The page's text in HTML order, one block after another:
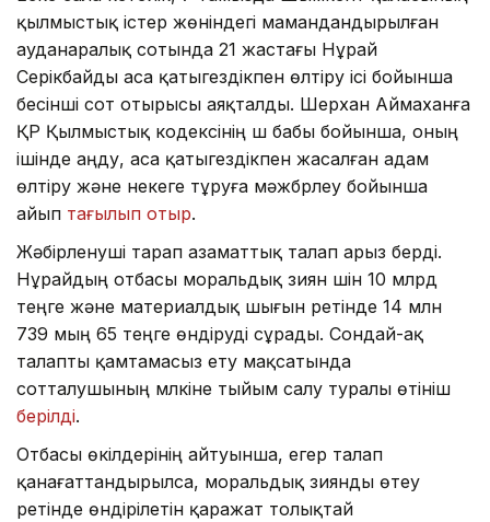
қылмыстық істер жөніндегі мамандандырылған
ауданаралық сотында 21 жастағы Нұрай
Серікбайды аса қатыгездікпен өлтіру ісі бойынша
бесінші сот отырысы аяқталды. Шерхан Аймаханға
ҚР Қылмыстық кодексінің үш бабы бойынша, оның
ішінде аңду, аса қатыгездікпен жасалған адам
өлтіру және некеге тұруға мәжбүрлеу бойынша
айып тағылып отыр.
Жәбірленуші тарап азаматтық талап арыз берді.
Нұрайдың отбасы моральдық зиян үшін 10 млрд
теңге және материалдық шығын ретінде 14 млн
739 мың 65 теңге өндіруді сұрады. Сондай-ақ
талапты қамтамасыз ету мақсатында
сотталушының мүлкіне тыйым салу туралы өтініш
берілді.
Отбасы өкілдерінің айтуынша, егер талап
қанағаттандырылса, моральдық зиянды өтеу
ретінде өндірілетін қаражат толықтай